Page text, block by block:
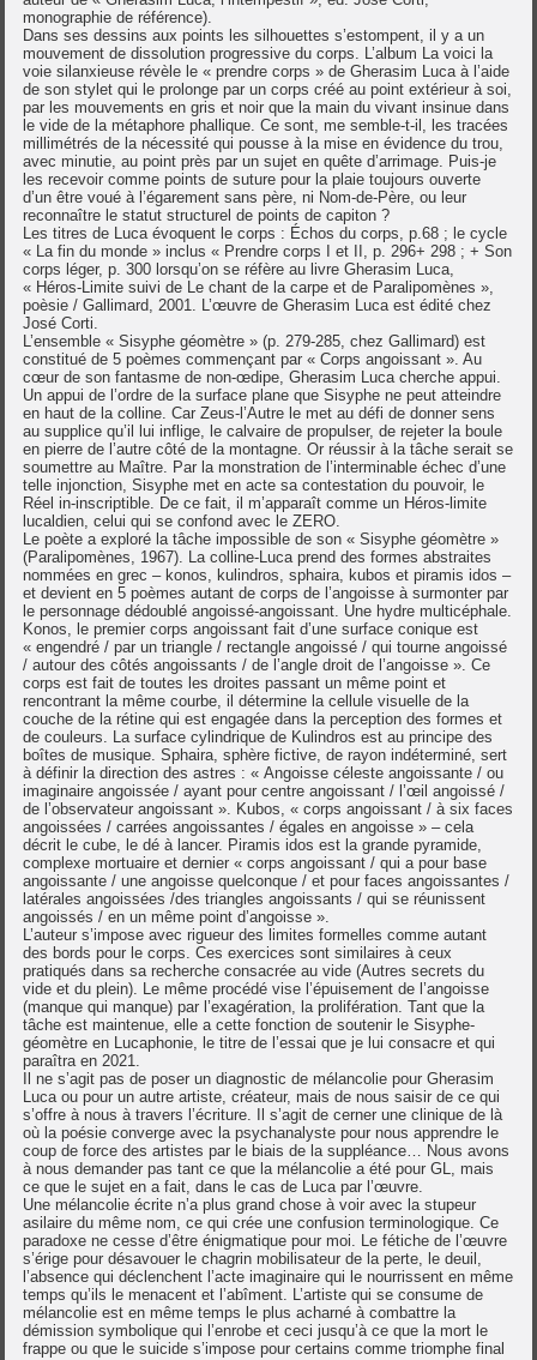
monographie de référence).
Dans ses dessins aux points les silhouettes s’estompent, il y a un
mouvement de dissolution progressive du corps. L’album La voici la
voie silanxieuse révèle le « prendre corps » de Gherasim Luca à l’aide
de son stylet qui le prolonge par un corps créé au point extérieur à soi,
par les mouvements en gris et noir que la main du vivant insinue dans
le vide de la métaphore phallique. Ce sont, me semble-t-il, les tracées
millimétrés de la nécessité qui pousse à la mise en évidence du trou,
avec minutie, au point près par un sujet en quête d’arrimage. Puis-je
les recevoir comme points de suture pour la plaie toujours ouverte
d’un être voué à l’égarement sans père, ni Nom-de-Père, ou leur
reconnaître le statut structurel de points de capiton ?
Les titres de Luca évoquent le corps : Échos du corps, p.68 ; le cycle
« La fin du monde » inclus « Prendre corps I et II, p. 296+ 298 ; + Son
corps léger, p. 300 lorsqu’on se réfère au livre Gherasim Luca,
« Héros-Limite suivi de Le chant de la carpe et de Paralipomènes »,
poèsie / Gallimard, 2001. L’œuvre de Gherasim Luca est édité chez
José Corti.
L’ensemble « Sisyphe géomètre » (p. 279-285, chez Gallimard) est
constitué de 5 poèmes commençant par « Corps angoissant ». Au
cœur de son fantasme de non-œdipe, Gherasim Luca cherche appui.
Un appui de l’ordre de la surface plane que Sisyphe ne peut atteindre
en haut de la colline. Car Zeus-l’Autre le met au défi de donner sens
au supplice qu’il lui inflige, le calvaire de propulser, de rejeter la boule
en pierre de l’autre côté de la montagne. Or réussir à la tâche serait se
soumettre au Maître. Par la monstration de l’interminable échec d’une
telle injonction, Sisyphe met en acte sa contestation du pouvoir, le
Réel in-inscriptible. De ce fait, il m’apparaît comme un Héros-limite
lucaldien, celui qui se confond avec le ZERO.
Le poète a exploré la tâche impossible de son « Sisyphe géomètre »
(Paralipomènes, 1967). La colline-Luca prend des formes abstraites
nommées en grec – konos, kulindros, sphaira, kubos et piramis idos –
et devient en 5 poèmes autant de corps de l’angoisse à surmonter par
le personnage dédoublé angoissé-angoissant. Une hydre multicéphale.
Konos, le premier corps angoissant fait d’une surface conique est
« engendré / par un triangle / rectangle angoissé / qui tourne angoissé
/ autour des côtés angoissants / de l’angle droit de l’angoisse ». Ce
corps est fait de toutes les droites passant un même point et
rencontrant la même courbe, il détermine la cellule visuelle de la
couche de la rétine qui est engagée dans la perception des formes et
de couleurs. La surface cylindrique de Kulindros est au principe des
boîtes de musique. Sphaira, sphère fictive, de rayon indéterminé, sert
à définir la direction des astres : « Angoisse céleste angoissante / ou
imaginaire angoissée / ayant pour centre angoissant / l’œil angoissé /
de l’observateur angoissant ». Kubos, « corps angoissant / à six faces
angoissées / carrées angoissantes / égales en angoisse » – cela
décrit le cube, le dé à lancer. Piramis idos est la grande pyramide,
complexe mortuaire et dernier « corps angoissant / qui a pour base
angoissante / une angoisse quelconque / et pour faces angoissantes /
latérales angoissées /des triangles angoissants / qui se réunissent
angoissés / en un même point d’angoisse ».
L’auteur s’impose avec rigueur des limites formelles comme autant
des bords pour le corps. Ces exercices sont similaires à ceux
pratiqués dans sa recherche consacrée au vide (Autres secrets du
vide et du plein). Le même procédé vise l’épuisement de l’angoisse
(manque qui manque) par l’exagération, la prolifération. Tant que la
tâche est maintenue, elle a cette fonction de soutenir le Sisyphe-
géomètre en Lucaphonie, le titre de l’essai que je lui consacre et qui
paraîtra en 2021.
Il ne s’agit pas de poser un diagnostic de mélancolie pour Gherasim
Luca ou pour un autre artiste, créateur, mais de nous saisir de ce qui
s’offre à nous à travers l’écriture. Il s’agit de cerner une clinique de là
où la poésie converge avec la psychanalyste pour nous apprendre le
coup de force des artistes par le biais de la suppléance… Nous avons
à nous demander pas tant ce que la mélancolie a été pour GL, mais
ce que le sujet en a fait, dans le cas de Luca par l’œuvre.
Une mélancolie écrite n’a plus grand chose à voir avec la stupeur
asilaire du même nom, ce qui crée une confusion terminologique. Ce
paradoxe ne cesse d’être énigmatique pour moi. Le fétiche de l’œuvre
s’érige pour désavouer le chagrin mobilisateur de la perte, le deuil,
l’absence qui déclenchent l’acte imaginaire qui le nourrissent en même
temps qu’ils le menacent et l’abîment. L’artiste qui se consume de
mélancolie est en même temps le plus acharné à combattre la
démission symbolique qui l’enrobe et ceci jusqu’à ce que la mort le
frappe ou que le suicide s’impose pour certains comme triomphe final